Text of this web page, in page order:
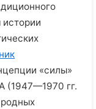
«силы»
(1947—1970 гг.